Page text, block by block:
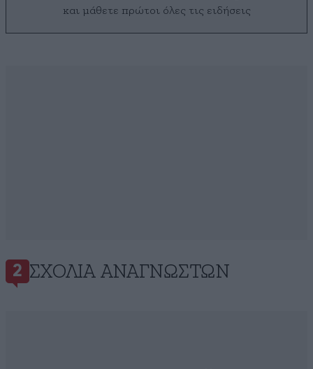
και μάθετε πρώτοι όλες τις ειδήσεις
2 ΣΧΌΛΙΑ ΑΝΑΓΝΩΣΤΏΝ